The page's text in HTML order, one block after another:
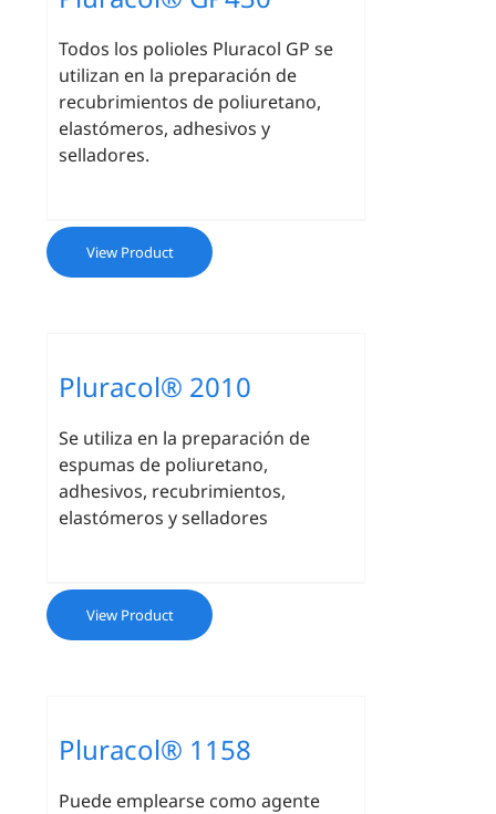
Todos los polioles Pluracol GP se
utilizan en la preparación de
recubrimientos de poliuretano,
elastómeros, adhesivos y
selladores.
View Product
Pluracol® 2010
Se utiliza en la preparación de
espumas de poliuretano,
adhesivos, recubrimientos,
elastómeros y selladores
View Product
Pluracol® 1158
Puede emplearse como agente